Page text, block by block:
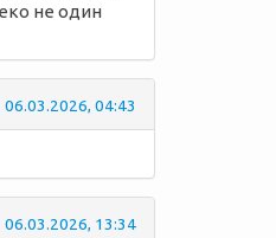
не один
06.03.2026, 04:43
06.03.2026, 13:34